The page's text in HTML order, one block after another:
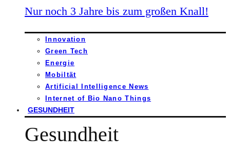
Nur noch 3 Jahre bis zum großen Knall!
Innovation
Green Tech
Energie
Mobiltät
Artificial Intelligence News
Internet of Bio Nano Things
GESUNDHEIT
Gesundheit